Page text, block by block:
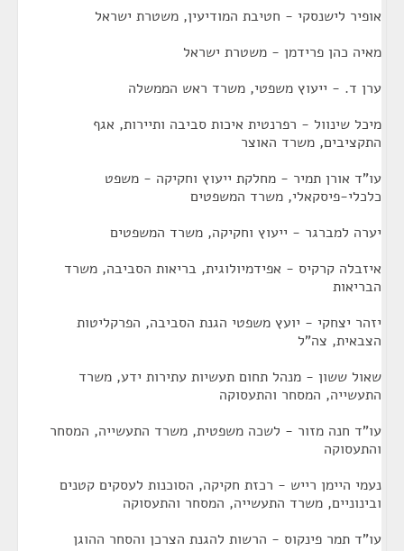
אופיר לישנסקי - חטיבת המודיעין, משטרת ישראל
מאיה כהן פרידמן - משטרת ישראל
ערן ד. - ייעוץ משפטי, משרד ראש הממשלה
מיכל שינוול - רפרנטית איכות סביבה ותיירות, אגף
התקציבים, משרד האוצר
עו"ד אורן תמיר - מחלקת ייעוץ וחקיקה - משפט
כלכלי-פיסקאלי, משרד המשפטים
יערה למברגר - ייעוץ וחקיקה, משרד המשפטים
איזבלה קרקיס - אפידמיולוגית, בריאות הסביבה, משרד
הבריאות
יזהר יצחקי - יועץ משפטי הגנת הסביבה, הפרקליטות
הצבאית, צה"ל
שאול ששון - מנהל תחום תעשיות עתירות ידע, משרד
התעשייה, המסחר והתעסוקה
עו"ד חנה מזור - לשכה משפטית, משרד התעשייה, המסחר
והתעסוקה
נעמי היימן רייש - רכזת חקיקה, הסוכנות לעסקים קטנים
ובינוניים, משרד התעשייה, המסחר והתעסוקה
עו"ד תמר פינקוס - הרשות להגנת הצרכן והסחר ההוגן